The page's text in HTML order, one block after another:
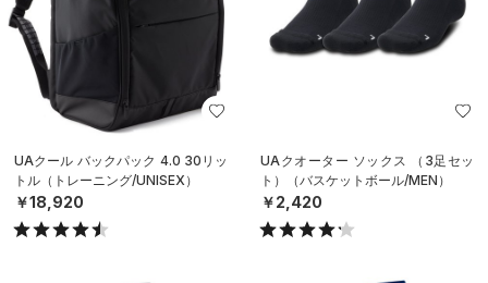
UAクール バックパック 4.0 30リッ
トル（トレーニング/UNISEX）
￥18,920
UAクオーター ソックス （3足セッ
ト）（バスケットボール/MEN）
￥2,420